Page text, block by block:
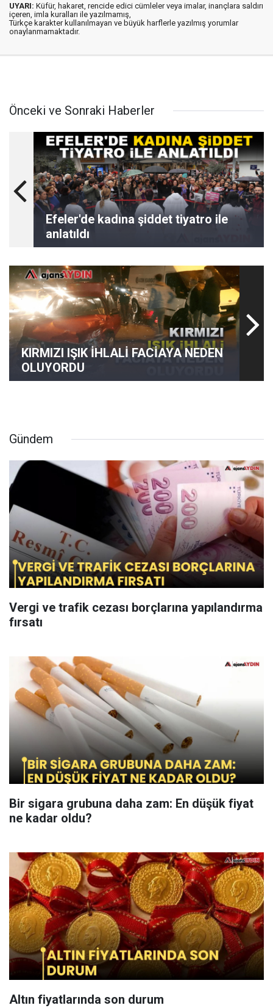
UYARI: Küfür, hakaret, rencide edici cümleler veya imalar, inançlara saldırı
içeren, imla kuralları ile yazılmamış,
Türkçe karakter kullanılmayan ve büyük harflerle yazılmış yorumlar
onaylanmamaktadır.
Önceki ve Sonraki Haberler
Efeler'de kadına şiddet tiyatro ile
anlatıldı
KIRMIZI IŞIK İHLALİ FACİAYA NEDEN
OLUYORDU
Gündem
Vergi ve trafik cezası borçlarına yapılandırma
fırsatı
Bir sigara grubuna daha zam: En düşük fiyat
ne kadar oldu?
Altın fiyatlarında son durum